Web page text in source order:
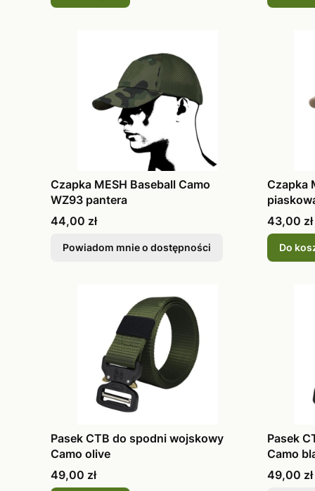
Czapka MESH Baseball Camo
WZ93 pantera
Cena
44,00 zł
Powiadom mnie o dostępności
Czapka
Cena
43,00 zł
Do
Pasek CTB do spodni wojskowy
Camo olive
Cena
49,00 zł
Pasek
Camo
Cena
49,00 zł